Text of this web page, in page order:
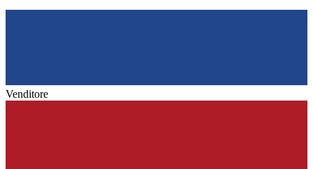
Venditore